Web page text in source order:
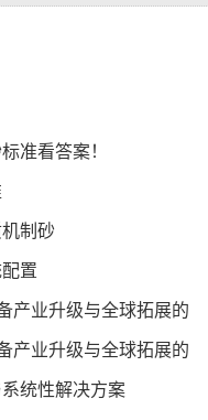
准看答案！
制砂
置
产业升级与全球拓展的
产业升级与全球拓展的
统性解决方案